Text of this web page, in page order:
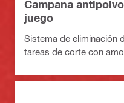
Campana
juego
Sistema de eliminación
tareas de corte con